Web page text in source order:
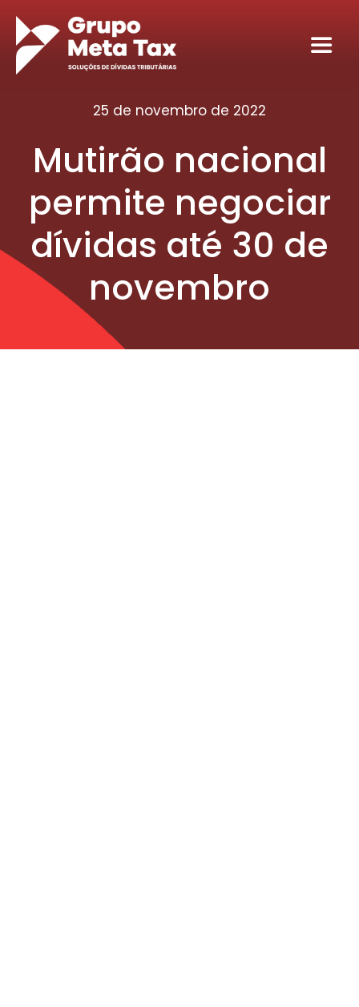
para
Sobre
Seja nosso sócio tributário
Conteúdos
25 de novembro de 2022
Mutirão nacional
permite negociar
dívidas até 30 de
novembro